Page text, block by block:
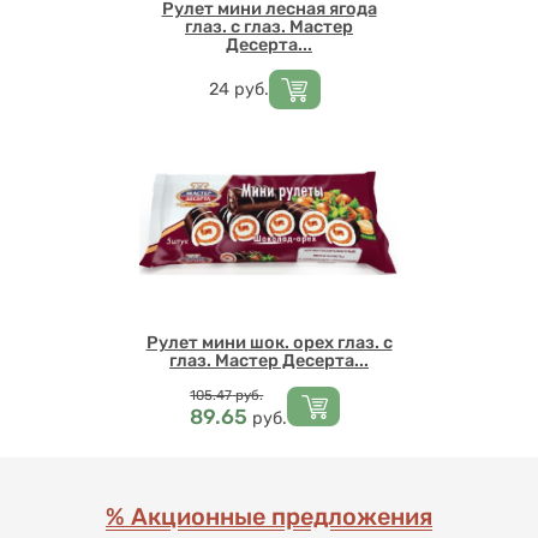
Рулет мини лесная ягода
глаз. с глаз. Мастер
Десерта...
Цена
24 руб.
Рулет мини шок. орех глаз. с
глаз. Мастер Десерта...
Цена
105.47 руб.
89.65 руб.
% Акционные предложения